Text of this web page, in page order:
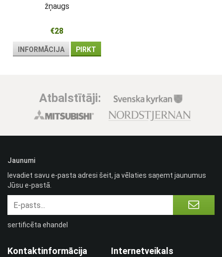
žņaugs
€28
INFORMĀCIJA PIRKT
Atbalstītāji:
Kontaktinformācija Internetveikals
Jaunumi
Ievadiet savu e-pasta adresi šeit, ja vēlaties saņemt jaunumus
Jūsu e-pastā.
sertificēta ehandel